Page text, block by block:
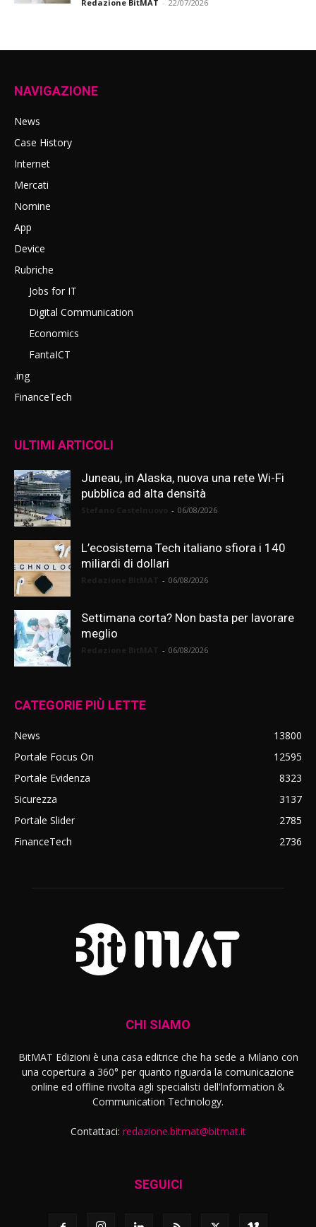
Redazione BitMAT - 22/07/2026
NAVIGAZIONE
News
Case History
Internet
Mercati
Nomine
App
Device
Rubriche
Jobs for IT
Digital Communication
Economics
FantaICT
.ing
FinanceTech
ULTIMI ARTICOLI
Juneau, in Alaska, nuova una rete Wi-Fi
pubblica ad alta densità
- 06/08/2026
L’ecosistema Tech italiano sfiora i 140
miliardi di dollari
- 06/08/2026
Settimana corta? Non basta per lavorare
meglio
- 06/08/2026
CATEGORIE PIÙ LETTE
News
13800
Portale Focus On
12595
Portale Evidenza
8323
Sicurezza
3137
Portale Slider
2785
FinanceTech
2736
CHI SIAMO
BitMAT Edizioni è una casa editrice che ha sede a Milano con
una copertura a 360° per quanto riguarda la comunicazione
online ed offline rivolta agli specialisti dell'lnformation &
Communication Technology.
Contattaci: redazione.bitmat@bitmat.it
SEGUICI